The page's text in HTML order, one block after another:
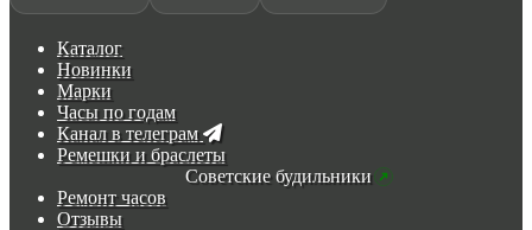
Каталог
Новинки
Марки
Часы по годам
Канал в телеграм
Ремешки и браслеты
Советские будильники
Ремонт часов
Отзывы